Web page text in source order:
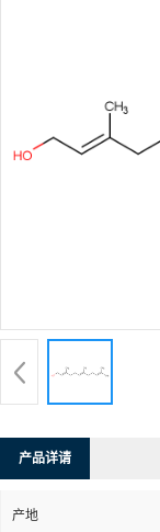
产品详请
产地